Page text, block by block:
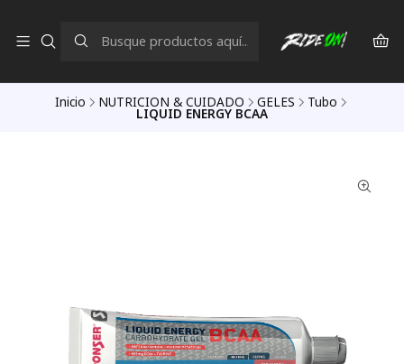
Inicio NUTRICION & CUIDADO GELES Tubo
LIQUID ENERGY BCAA